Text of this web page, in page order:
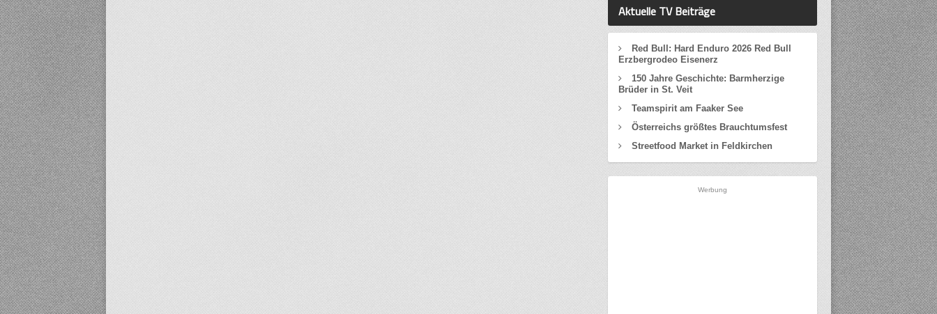
Aktuelle TV Beiträge
Red Bull: Hard Enduro 2026 Red Bull
Erzbergrodeo Eisenerz
150 Jahre Geschichte: Barmherzige
Brüder in St. Veit
Teamspirit am Faaker See
Österreichs größtes Brauchtumsfest
Streetfood Market in Feldkirchen
Werbung